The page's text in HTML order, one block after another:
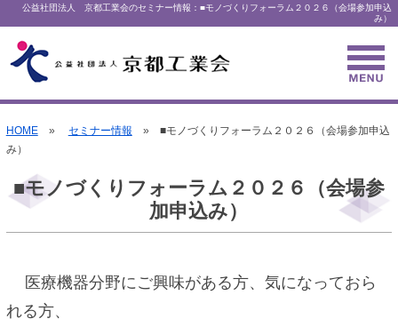
公益社団法人 京都工業会のセミナー情報：■モノづくりフォーラム２０２６（会場参加申込
み）
HOME» セミナー情報 » ■モノづくりフォーラム２０２６（会場参加申込
み）
■モノづくりフォーラム２０２６（会場参
加申込み）
医療機器分野にご興味がある方、気になっておら
れる方、